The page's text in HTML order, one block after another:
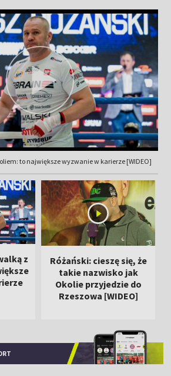
to największe wyzwanie w karierze [WIDEO]
z
Różański: cieszę się, że
takie nazwisko jak
Okolie przyjedzie do
Rzeszowa [WIDEO]